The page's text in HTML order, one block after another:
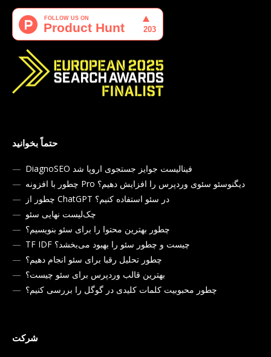
حتماً بخوانید
DiagnoSEO فینالیست جوایز جستجوی اروپا شد
چطور با افزونه Pro دیگنوسئو سئوی وردپرس را افزایش دهیم؟
چطور از ChatGPT در سئو استفاده کنیم؟
چک‌لیست نهایی سئو
چطور بهترین محتوا را برای سئو بنویسیم؟
TF IDF چیست و چطور سئو را بهبود می‌بخشد؟
چطور تحلیل رقبا برای سئو انجام دهیم؟
بهترین قالب وردپرس برای سئو چیست؟
چطور محبوبیت کلمات کلیدی در گوگل را بررسی کنیم؟
شرکت